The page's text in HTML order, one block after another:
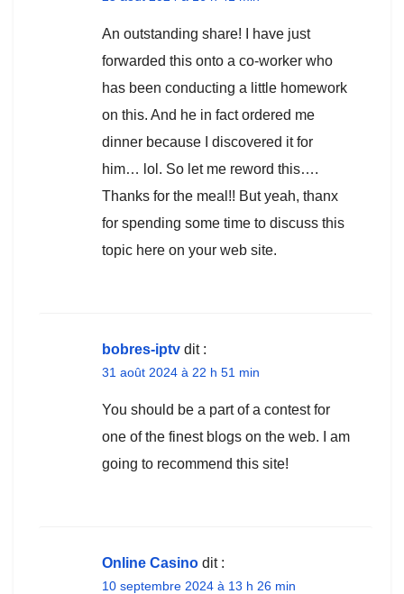
An outstanding share! I have just
forwarded this onto a co-worker who
has been conducting a little homework
on this. And he in fact ordered me
dinner because I discovered it for
him… lol. So let me reword this….
Thanks for the meal!! But yeah, thanx
for spending some time to discuss this
topic here on your web site.
bobres-iptv dit :
31 août 2024 à 22 h 51 min
You should be a part of a contest for
one of the finest blogs on the web. I am
going to recommend this site!
Online Casino dit :
10 septembre 2024 à 13 h 26 min